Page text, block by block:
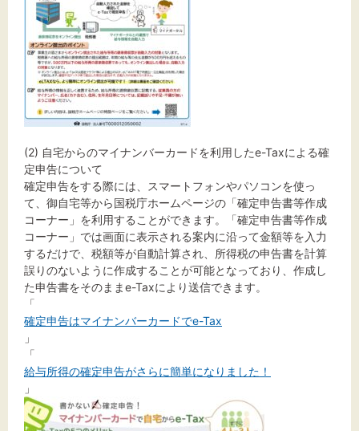
(2) 自宅からのマイナンバーカードを利用したe-Taxによる確
定申告について
確定申告をする際には、スマートフォンやパソコンを使っ
て、御自宅等から国税庁ホームページの「確定申告書等作成
コーナー」を利用することができます。「確定申告書等作成
コーナー」では画面に表示される案内に沿って金額等を入力
するだけで、税額等が自動計算され、所得税の申告書を計算
誤りのないように作成することが可能となっており、作成し
た申告書をそのままe-Taxにより送信できます。
「
確定申告はマイナンバーカードでe-Tax
」
「
給与所得の確定申告がさらに簡単になりました！
」